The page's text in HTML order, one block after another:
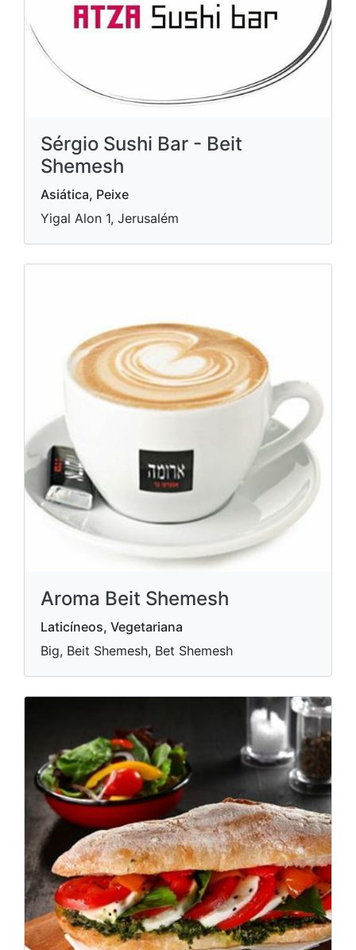
Sérgio Sushi Bar - Beit
Shemesh
Asiática, Peixe
Yigal Alon 1, Jerusalém
Aroma Beit Shemesh
Laticíneos, Vegetariana
Big, Beit Shemesh, Bet Shemesh